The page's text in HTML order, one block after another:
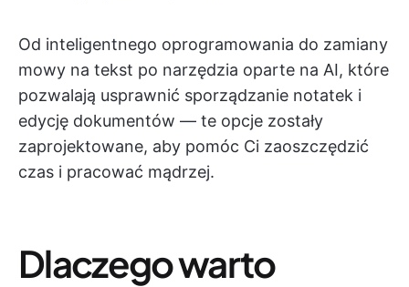
Od inteligentnego oprogramowania do zamiany
mowy na tekst po narzędzia oparte na AI, które
pozwalają usprawnić sporządzanie notatek i
edycję dokumentów — te opcje zostały
zaprojektowane, aby pomóc Ci zaoszczędzić
czas i pracować mądrzej.
Dlaczego warto